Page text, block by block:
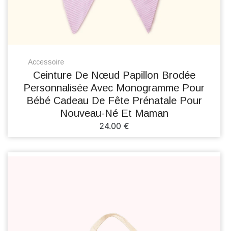
Accessoire
Ceinture De Nœud Papillon Brodée
Personnalisée Avec Monogramme Pour
Bébé Cadeau De Fête Prénatale Pour
Nouveau-Né Et Maman
24.00 €